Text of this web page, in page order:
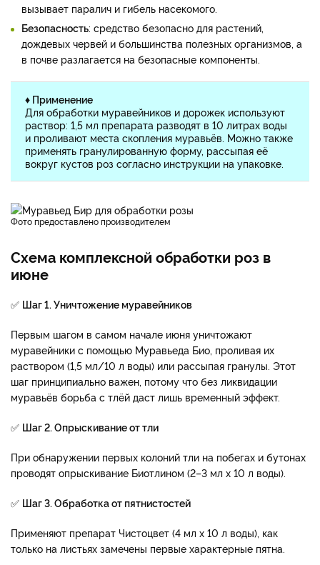
вызывает паралич и гибель насекомого.
Безопасность: средство безопасно для растений,
дождевых червей и большинства полезных организмов, а
в почве разлагается на безопасные компоненты.
♦ Применение
Для обработки муравейников и дорожек используют
раствор: 1,5 мл препарата разводят в 10 литрах воды
и проливают места скопления муравьёв. Можно также
применять гранулированную форму, рассыпая её
вокруг кустов роз согласно инструкции на упаковке.
фото предоставлено производителем
Схема комплексной обработки роз в
июне
✅ Шаг 1. Уничтожение муравейников
Первым шагом в самом начале июня уничтожают
муравейники с помощью Муравьеда Био, проливая их
раствором (1,5 мл/10 л воды) или рассыпая гранулы. Этот
шаг принципиально важен, потому что без ликвидации
муравьёв борьба с тлёй даст лишь временный эффект.
✅ Шаг 2. Опрыскивание от тли
При обнаружении первых колоний тли на побегах и бутонах
проводят опрыскивание Биотлином (2–3 мл х 10 л воды).
✅ Шаг 3. Обработка от пятнистостей
Применяют препарат Чистоцвет (4 мл х 10 л воды), как
только на листьях замечены первые характерные пятна.